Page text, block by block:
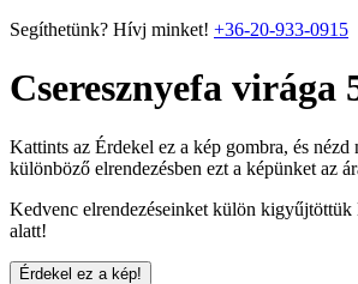
Segíthetünk? Hívj minket! +36-20-933-0915
Cseresznyefa virága
Kattints az Érdekel ez a kép gombra, és nézd
különböző elrendezésben ezt a képünket az
Kedvenc elrendezéseinket külön
alatt!
Érdekel ez a kép!